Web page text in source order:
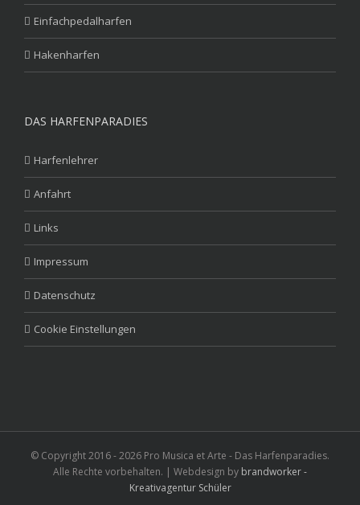
Einfachpedalharfen
Hakenharfen
DAS HARFENPARADIES
Harfenlehrer
Anfahrt
Links
Impressum
Datenschutz
Cookie Einstellungen
© Copyright 2016 -2026 Pro Musica et Arte - Das Harfenparadies.
Alle Rechte vorbehalten. | Webdesign by brandworker -
Kreativagentur Schüler